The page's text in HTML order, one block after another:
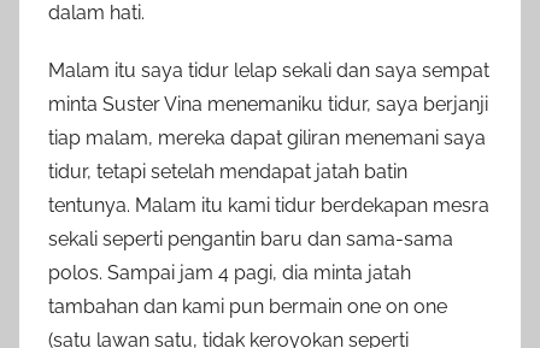
dalam hati.
Malam itu saya tidur lelap sekali dan saya sempat
minta Suster Vina menemaniku tidur, saya berjanji
tiap malam, mereka dapat giliran menemani saya
tidur, tetapi setelah mendapat jatah batin
tentunya. Malam itu kami tidur berdekapan mesra
sekali seperti pengantin baru dan sama-sama
polos. Sampai jam 4 pagi, dia minta jatah
tambahan dan kami pun bermain one on one
(satu lawan satu, tidak keroyokan seperti